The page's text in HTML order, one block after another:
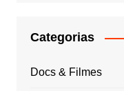
Categorias
Docs & Filmes